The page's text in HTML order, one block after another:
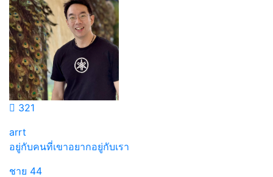
321
arrt
อยู่กับคนที่เขาอยากอยู่กับเรา
ชาย 44